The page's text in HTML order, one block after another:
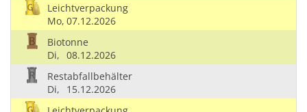
Leichtverpackung
Mo, 07.12.2026
Biotonne
Di, 08.12.2026
Restabfallbehälter
Di,
15.12.2026